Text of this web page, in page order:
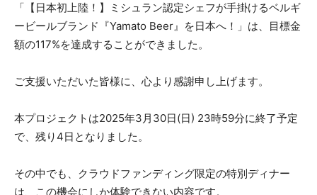
「【日本初上陸！】ミシュラン認定シェフが手掛けるベルギ
ービールブランド『Yamato Beer』を日本へ！」は、目標金
額の117%を達成することができました。
ご支援いただいた皆様に、心より感謝申し上げます。
本プロジェクトは2025年3月30日(日) 23時59分に終了予定
で、残り4日となりました。
その中でも、クラウドファンディング限定の特別ディナー
は、この機会にしか体験できない内容です。